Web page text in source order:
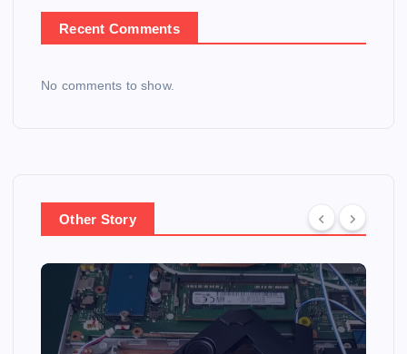
Recent Comments
No comments to show.
Other Story